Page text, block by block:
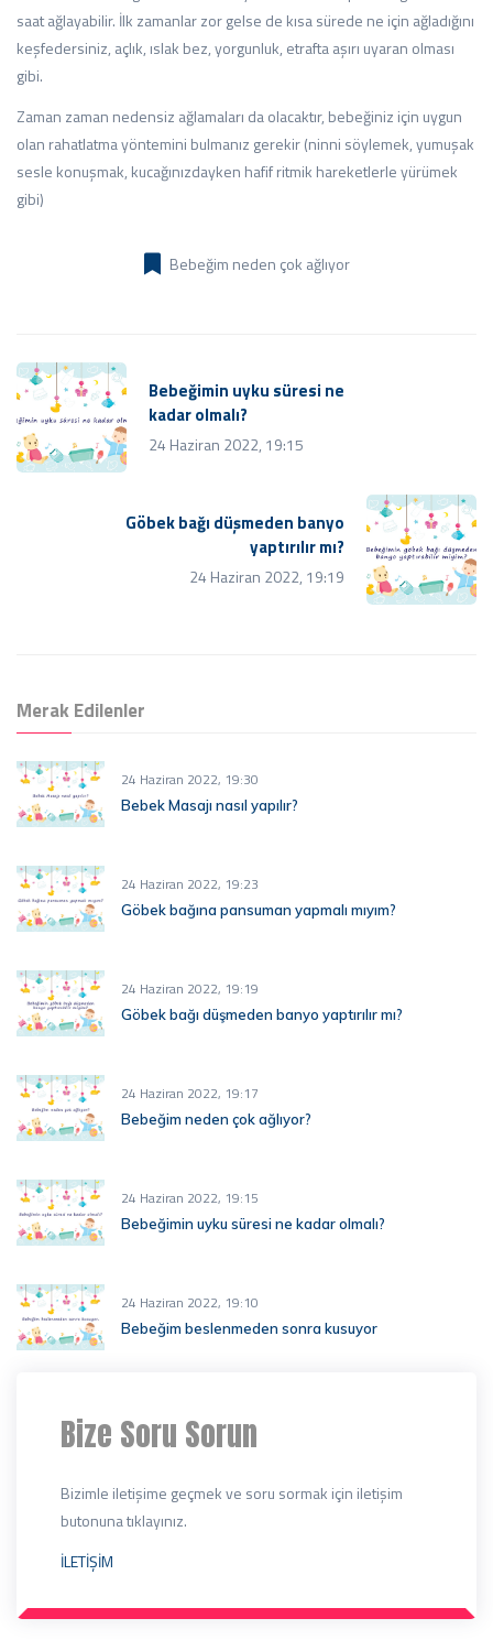
saat ağlayabilir. İlk zamanlar zor gelse de kısa sürede ne için ağladığını
keşfedersiniz, açlık, ıslak bez, yorgunluk, etrafta aşırı uyaran olması
gibi.
Zaman zaman nedensiz ağlamaları da olacaktır, bebeğiniz için uygun
olan rahatlatma yöntemini bulmanız gerekir (ninni söylemek, yumuşak
sesle konuşmak, kucağınızdayken hafif ritmik hareketlerle yürümek
gibi)
Bebeğim neden çok ağlıyor
Bebeğimin uyku süresi ne
kadar olmalı?
24 Haziran 2022, 19:15
Göbek bağı düşmeden banyo
yaptırılır mı?
24 Haziran 2022, 19:19
Merak Edilenler
24 Haziran 2022, 19:30
Bebek Masajı nasıl yapılır?
24 Haziran 2022, 19:23
Göbek bağına pansuman yapmalı mıyım?
24 Haziran 2022, 19:19
Göbek bağı düşmeden banyo yaptırılır mı?
24 Haziran 2022, 19:17
Bebeğim neden çok ağlıyor?
24 Haziran 2022, 19:15
Bebeğimin uyku süresi ne kadar olmalı?
24 Haziran 2022, 19:10
Bebeğim beslenmeden sonra kusuyor
Bize Soru Sorun
Bizimle iletişime geçmek ve soru sormak için iletişim
butonuna tıklayınız.
İLETİŞİM